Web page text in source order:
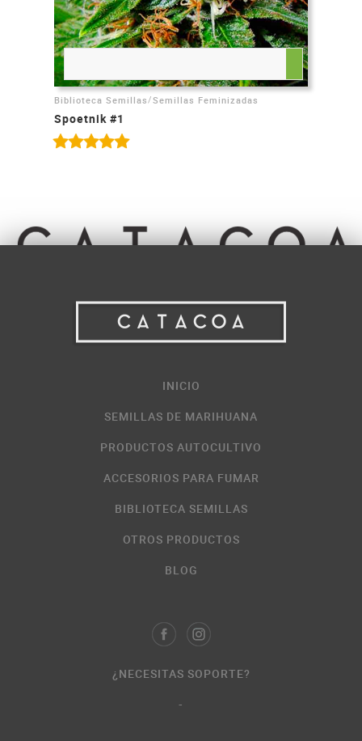
Biblioteca Semillas/Semillas Feminizadas
Spoetnik #1
INICIO
SEMILLAS DE MARIHUANA
PRODUCTOS AUTOCULTIVO
ACCESORIOS PARA FUMAR
BIBLIOTECA SEMILLAS
OTROS PRODUCTOS
BLOG
¿NECESITAS SOPORTE?
-